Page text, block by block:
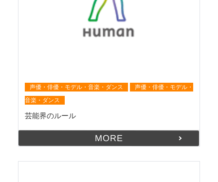
声優・俳優・モデル・音楽・ダンス
声優・俳優・モデル・
音楽・ダンス
芸能界のルール
MORE